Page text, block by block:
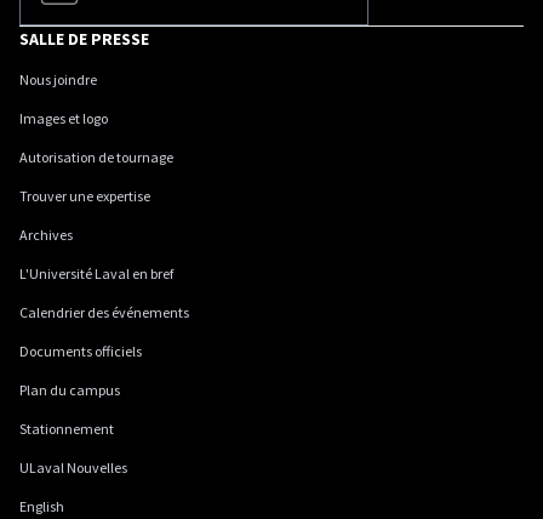
SALLE DE PRESSE
Nous joindre
Images et logo
Autorisation de tournage
Trouver une expertise
Archives
L'Université Laval en bref
Calendrier des événements
Documents officiels
Plan du campus
Stationnement
ULaval Nouvelles
English